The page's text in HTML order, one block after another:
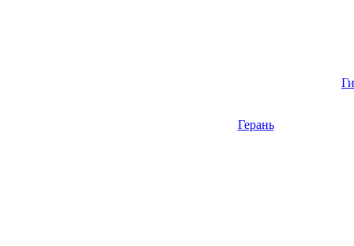
Герань